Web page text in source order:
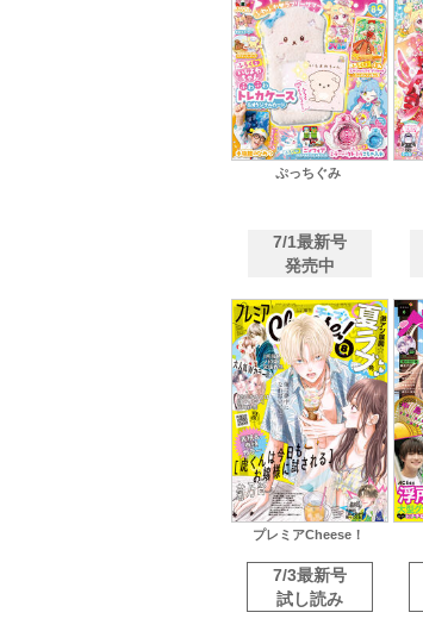
ぷっちぐみ
7/1最新号
発売中
プレミアCheese！
7/3最新号
試し読み